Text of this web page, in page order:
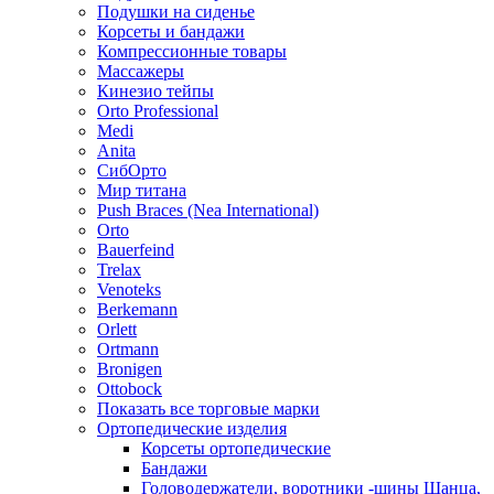
Подушки на сиденье
Корсеты и бандажи
Компрессионные товары
Массажеры
Кинезио тейпы
Orto Professional
Medi
Anita
СибОрто
Мир титана
Push Braces (Nea International)
Orto
Bauerfeind
Trelax
Venoteks
Berkemann
Orlett
Ortmann
Bronigen
Ottobock
Показать все торговые марки
Ортопедические изделия
Корсеты ортопедические
Бандажи
Головодержатели, воротники -шины Шанца,